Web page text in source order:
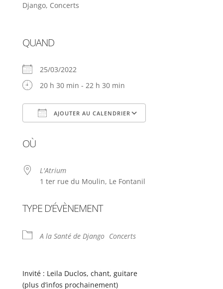
Django, Concerts
QUAND
25/03/2022
20 h 30 min - 22 h 30 min
AJOUTER AU CALENDRIER
OÙ
L'Atrium
1 ter rue du Moulin, Le Fontanil
TYPE D’ÉVÈNEMENT
A la Santé de Django Concerts
Invité : Leila Duclos, chant, guitare
(plus d’infos prochainement)